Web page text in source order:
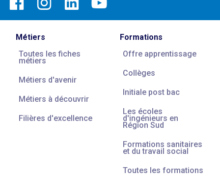
Métiers
Toutes les fiches
métiers
Métiers d'avenir
Métiers à découvrir
Filières d'excellence
Formations
Offre apprentissage
Collèges
Initiale post bac
Les écoles
d'ingénieurs en
Région Sud
Formations sanitaires
et du travail social
Toutes les formations